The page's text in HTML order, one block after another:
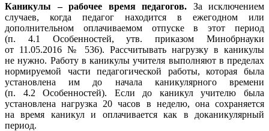
Каникулы – рабочее время педагогов. За исключением
случаев, когда педагог находится в ежегодном или
дополнительном оплачиваемом отпуске в этот период
(п. 4.1 Особенностей, утв. приказом Минобрнауки
от 11.05.2016 № 536). Рассчитывать нагрузку в каникулы
не нужно. Работу в каникулы учителя выполняют в пределах
нормируемой части педагогической работы, которая была
установлена им до начала каникулярного времени
(п. 4.2 Особенностей). Если до каникул учителю была
установлена нагрузка 20 часов в неделю, она сохраняется
на время каникул и оплачивается как в доканикулярный
период.